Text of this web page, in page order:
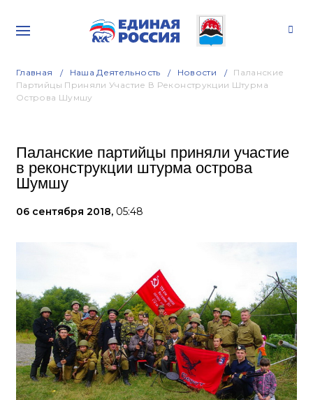
Главная Наша Деятельность Новости
Паланские
Партийцы Приняли Участие В Реконструкции Штурма
Острова Шумшу
Паланские партийцы приняли участие
в реконструкции штурма острова
Шумшу
06 сентября 2018, 05:48